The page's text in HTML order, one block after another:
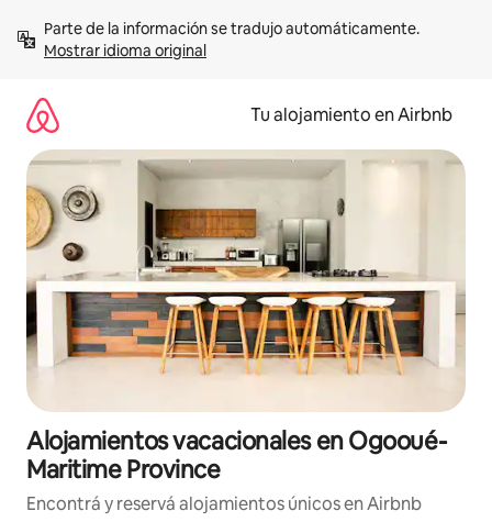
contenidoMostrar idioma original
Tu alojamiento en Airbnb
Alojamientos vacacionales en Ogooué-
Maritime Province
Encontrá y reservá alojamientos únicos en Airbnb